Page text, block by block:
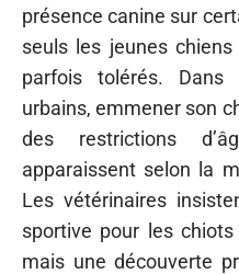
présence canine sur
seuls les jeunes
parfois tolérés.
urbains, emmener son
des restrictions
apparaissent selon la
Les vétérinaires
sportive pour les
mais une découverte